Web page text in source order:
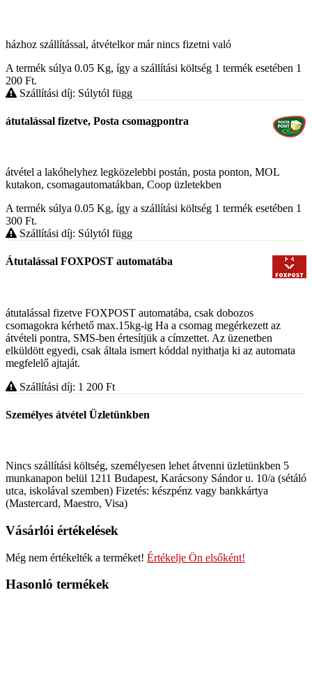
házhoz szállítással, átvételkor már nincs fizetni való
A termék súlya 0.05 Kg, így a szállítási költség 1 termék esetében 1
200 Ft.
Szállítási díj: Súlytól függ
átutalással fizetve, Posta csomagpontra
átvétel a lakóhelyhez legközelebbi postán, posta ponton, MOL
kutakon, csomagautomatákban, Coop üzletekben
A termék súlya 0.05 Kg, így a szállítási költség 1 termék esetében 1
300 Ft.
Szállítási díj: Súlytól függ
Átutalással FOXPOST automatába
átutalással fizetve FOXPOST automatába, csak dobozos
csomagokra kérhető max.15kg-ig Ha a csomag megérkezett az
átvételi pontra, SMS-ben értesítjük a címzettet. Az üzenetben
elküldött egyedi, csak általa ismert kóddal nyithatja ki az automata
megfelelő ajtaját.
Szállítási díj: 1 200 Ft
Személyes átvétel Üzletünkben
Nincs szállítási költség, személyesen lehet átvenni üzletünkben 5
munkanapon belül 1211 Budapest, Karácsony Sándor u. 10/a (sétáló
utca, iskolával szemben) Fizetés: készpénz vagy bankkártya
(Mastercard, Maestro, Visa)
Vásárlói értékelések
Még nem értékelték a terméket! Értékelje Ön elsőként!
Hasonló termékek